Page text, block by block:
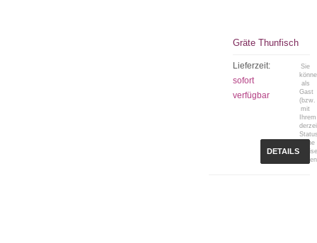
Gräte Thunfisch
Lieferzeit:
sofort
verfügbar
Sie
als
Gast
(bzw.
mit
Ihrem
keine
DETAILS